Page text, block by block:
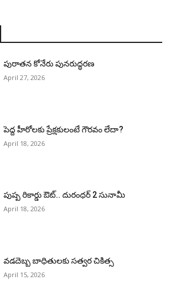
పురాత‌న కోనేరు పున‌రుద్ధ‌ర‌ణ
April 27, 2026
పెద్ద హీరోల‌కు ప్రేక్ష‌కులంటే గౌర‌వం లేదా?
April 18, 2026
పుష్ప రికార్డు ఔట్‌.. దురంధ‌ర్ 2 సునామీ
April 18, 2026
వడదెబ్బ బాధితులకు సత్వర చికిత్స
April 15, 2026